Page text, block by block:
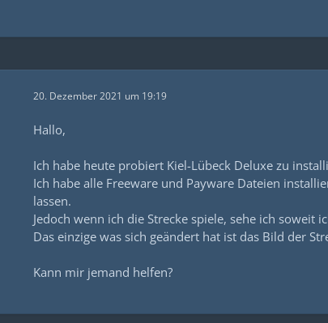
20. Dezember 2021 um 19:19
Hallo,
Ich habe heute probiert Kiel-Lübeck Deluxe zu
Ich habe alle Freeware und Payware Dateien
lassen.
Jedoch wenn ich die Strecke spiele, sehe ich soweit
Das einzige was sich geändert hat ist das Bild der
Kann mir jemand helfen?